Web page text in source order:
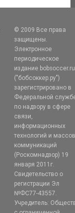
© 2009 Все права
защищены.
Электронное
периодическое
издание bobsoccer.ru
("бобсоккер.ру")
зарегистрировано в
Федеральной
по надзору в сфере
связи,
информационных
технологий и
коммуникаций
(Роскомнадзор) 19
января 2011г.
Свидетельство о
регистрации Эл
№ФС77-43557.
Учредитель: